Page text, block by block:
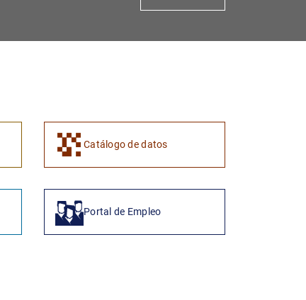
Catálogo de datos
Portal de Empleo